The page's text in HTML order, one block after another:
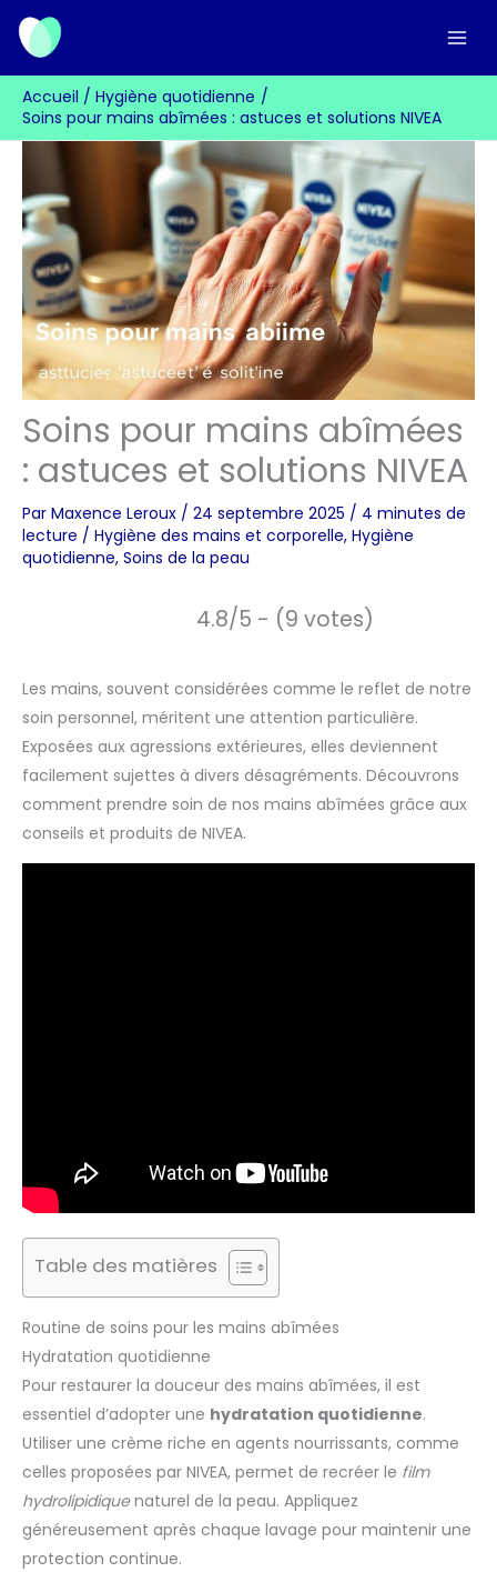
Aller
contenu
Accueil
Hygiène quotidienne
Soins pour mains abîmées : astuces et solutions NIVEA
Soins pour mains abîmées
: astuces et solutions NIVEA
Par Maxence Leroux / 24 septembre 2025 / 4 minutes de
lecture / Hygiène des mains et corporelle, Hygiène
quotidienne, Soins de la peau
4.8/5 - (9 votes)
Les mains, souvent considérées comme le reflet de notre
soin personnel, méritent une attention particulière.
Exposées aux agressions extérieures, elles deviennent
facilement sujettes à divers désagréments. Découvrons
comment prendre soin de nos mains abîmées grâce aux
conseils et produits de NIVEA.
Table des matières
Routine de soins pour les mains abîmées
Hydratation quotidienne
Pour restaurer la douceur des mains abîmées, il est
essentiel d’adopter une hydratation quotidienne.
Utiliser une crème riche en agents nourrissants, comme
celles proposées par NIVEA, permet de recréer le film
hydrolipidiquenaturel de la peau. Appliquez
généreusement après chaque lavage pour maintenir une
protection continue.